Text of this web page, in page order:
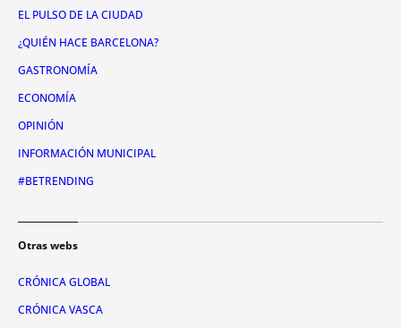
EL PULSO DE LA CIUDAD
¿QUIÉN HACE BARCELONA?
GASTRONOMÍA
ECONOMÍA
OPINIÓN
INFORMACIÓN MUNICIPAL
#BETRENDING
Otras webs
CRÓNICA GLOBAL
CRÓNICA VASCA